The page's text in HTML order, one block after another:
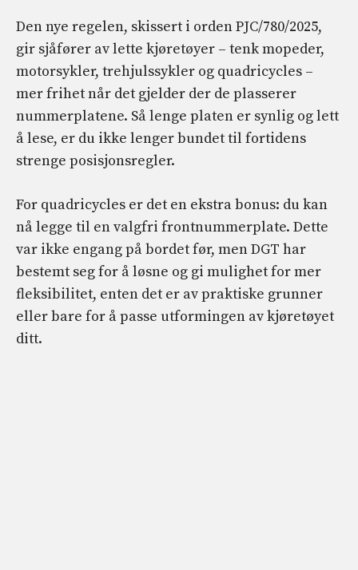
Den nye regelen, skissert i orden PJC/780/2025,
gir sjåfører av lette kjøretøyer – tenk mopeder,
motorsykler, trehjulssykler og quadricycles –
mer frihet når det gjelder der de plasserer
nummerplatene. Så lenge platen er synlig og lett
å lese, er du ikke lenger bundet til fortidens
strenge posisjonsregler.
For quadricycles er det en ekstra bonus: du kan
nå legge til en valgfri frontnummerplate. Dette
var ikke engang på bordet før, men DGT har
bestemt seg for å løsne og gi mulighet for mer
fleksibilitet, enten det er av praktiske grunner
eller bare for å passe utformingen av kjøretøyet
ditt.